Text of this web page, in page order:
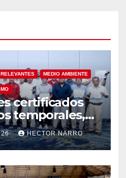
MEDIO AMBIENTE
certificados
temporales,
Cabos
y
seguro
HECTOR NARRO